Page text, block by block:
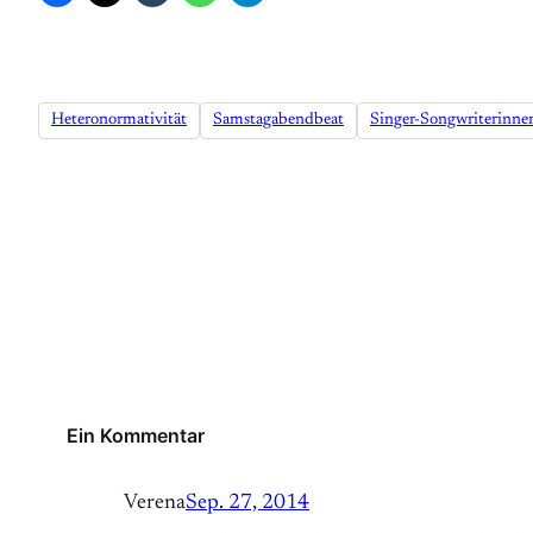
Heteronormativität Samstagabendbeat Singer-
Ein Kommentar
VerenaSep. 27, 2014